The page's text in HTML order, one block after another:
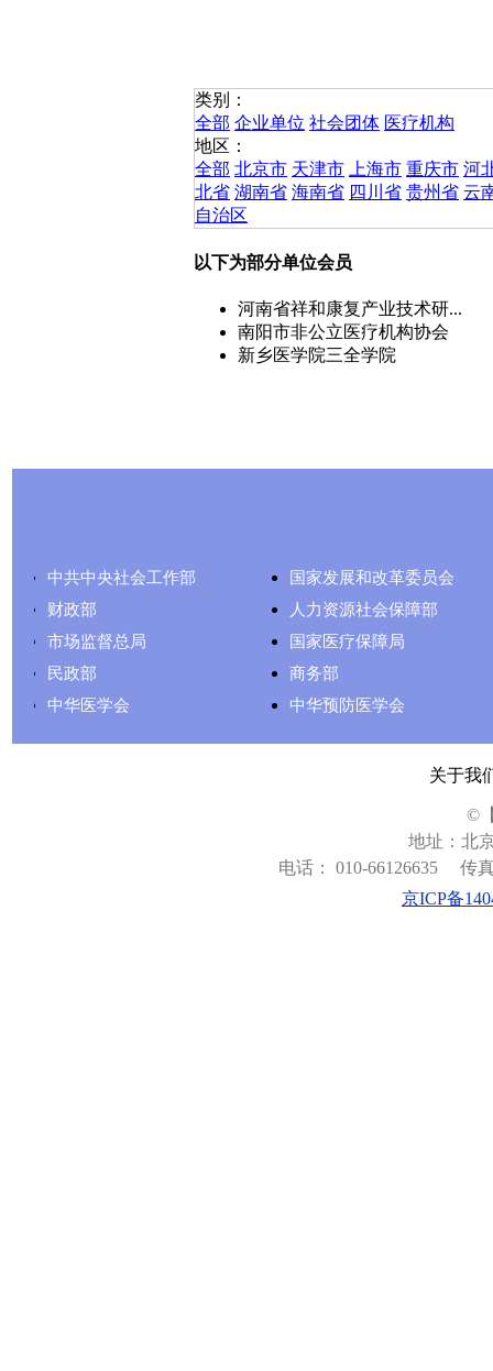
类别：
全部 企业单位 社会团体 医疗机构
地区：
全部 北京市 天津市 上海市 重庆市 河
北省 湖南省 海南省 四川省 贵州省 云
自治区
以下为部分单位会员
河南省祥和康复产业技术研...
南阳市非公立医疗机构协会
新乡医学院三全学院
中共中央社会工作部
国家发展和改革委员会
财政部
人力资源社会保障部
市场监督总局
国家医疗保障局
民政部
商务部
中华医学会
中华预防医学会
关于我
©
地址：北
电话： 010-66126635
传
京ICP备